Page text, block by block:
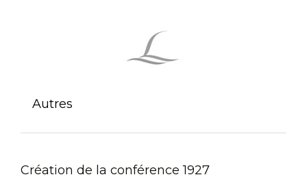
Autres
Création de la conférence 1927